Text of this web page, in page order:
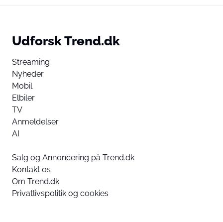
Udforsk Trend.dk
Streaming
Nyheder
Mobil
Elbiler
TV
Anmeldelser
AI
Salg og Annoncering på Trend.dk
Kontakt os
Om Trend.dk
Privatlivspolitik og cookies